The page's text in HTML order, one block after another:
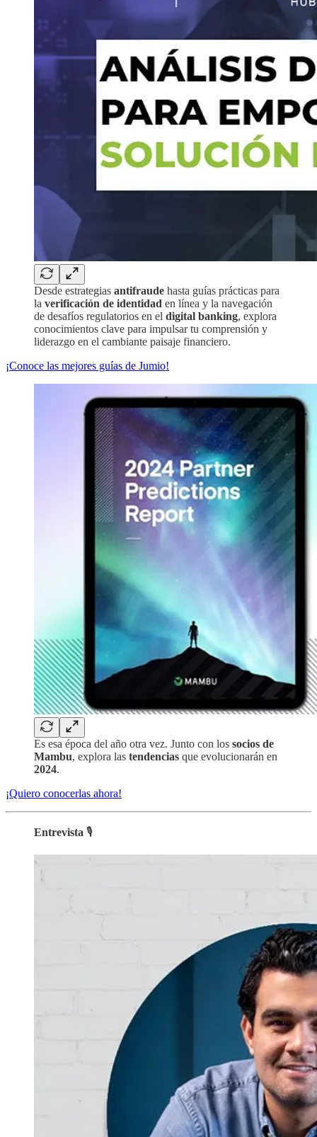
Desde estrategias antifraude hasta guías prácticas para
la verificación de identidad en línea y la navegación
de desafíos regulatorios en el digital banking, explora
conocimientos clave para impulsar tu comprensión y
liderazgo en el cambiante paisaje financiero.
¡Conoce las mejores guías de Jumio!
Es esa época del año otra vez. Junto con los socios de
Mambu, explora las tendencias que evolucionarán en
2024.
¡Quiero conocerlas ahora!
Entrevista 🎙️